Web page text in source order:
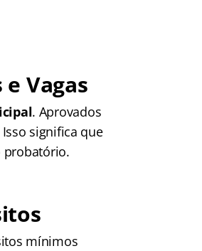
Vagas
. Aprovados
significa que
probatório.
mínimos